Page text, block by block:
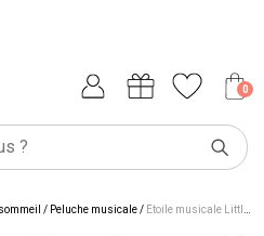
0
/ Peluche musicale/ Étoile musicale Little Universe tricotée verte